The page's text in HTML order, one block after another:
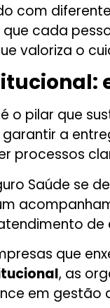
com
cada
valoriza o
é o pilar que
a
processos
Saúde
que
, as
em gestão